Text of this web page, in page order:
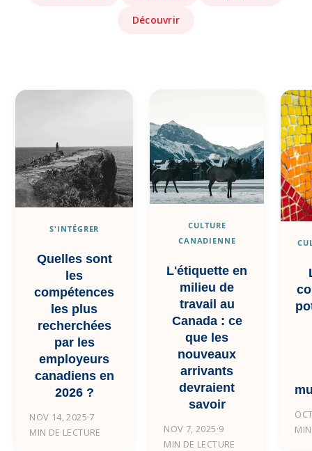
Découvrir
S'INTÉGRER
Quelles sont
les
compétences
les plus
recherchées
par les
employeurs
canadiens en
2026 ?
NOV 14, 2025·7
MIN DE LECTURE
CULTURE
CANADIENNE
L'étiquette en
milieu de
travail au
Canada : ce
que les
nouveaux
arrivants
devraient
savoir
NOV 7, 2025·9
MIN DE LECTURE